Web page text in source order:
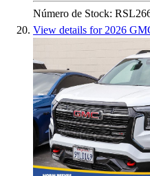
Número de Stock:
View details for 2026